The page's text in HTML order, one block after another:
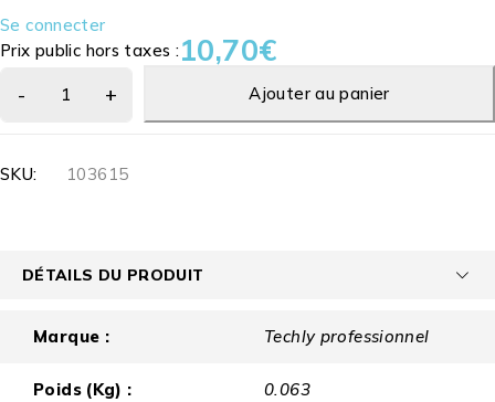
Se connecter
Prix public hors taxes :10,70€
Ajouter au panier
SKU: 103615
DÉTAILS DU PRODUIT
Marque : Techly professionnel
Poids (Kg) : 0.063